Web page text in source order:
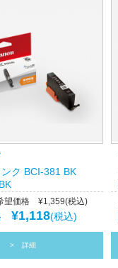
ク BCI-381 BK
望価格 ¥1,359(税込)
¥1,118(税込)
詳細